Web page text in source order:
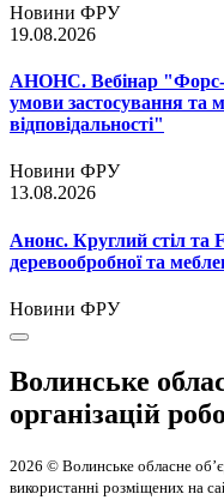
Новини ФРУ
19.08.2026
АНОНС. Вебінар "Форс-
умови застосування та
відповідальності"
Новини ФРУ
13.08.2026
Анонс. Круглий стіл та
деревообробної та
Новини ФРУ
Волинське
організацій
2026 © Волинське обласне
використанні розміщених на